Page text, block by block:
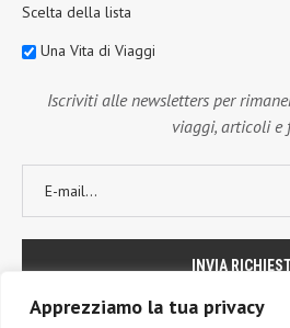
Apprezziamo la tua privacy
Scelta della lista
Una Vita di Viaggi
Iscriviti alle newsletters per
viaggi, articoli e